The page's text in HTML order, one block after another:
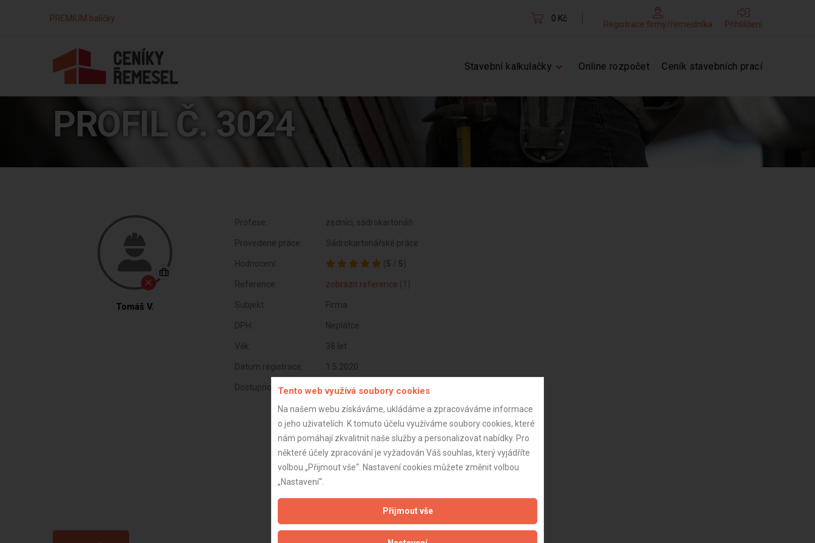
PREMIUM balíčky 0 Kč
Registrace firmy/řemeslníka Přihlášení
Stavební kalkulačky Online rozpočet Ceník stavebních prací
PROFIL Č. 3024
Tomáš V.
Profese: zedníci, sádrokartonáři
Provedené práce: Sádrokartonářské práce
Hodnocení: (5 / 5)
Reference: zobrazit reference (1)
Subjekt: Firma
DPH: Neplátce
Věk: 38 let
Datum registrace: 1.5.2020
Dostupnost:Tento web využívá soubory cookies
Na našem webu získáváme, ukládáme a zpracováváme informace
o jeho uživatelích. K tomuto účelu využíváme soubory cookies, které
nám pomáhají zkvalitnit naše služby a personalizovat nabídky. Pro
některé účely zpracování je vyžadován Váš souhlas, který vyjádříte
volbou „Přijmout vše“. Nastavení cookies můžete změnit volbou
„Nastavení“.
Přijmout vše